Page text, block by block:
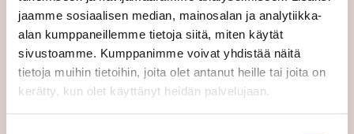
jaamme sosiaalisen median, mainosalan ja analytiikka-
alan kumppaneillemme tietoja siitä, miten käytät
sivustoamme. Kumppanimme voivat yhdistää näitä
tietoja muihin tietoihin, joita olet antanut heille tai joita on
kerätty, kun olet käyttänyt heidän palvelujaan.
Yhteystiedot
Välittäjämme
Toimipisteet